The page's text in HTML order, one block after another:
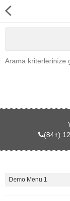
Yakıt Filtreleri
Arama kriterlerinize
(84+)
Demo Menu 1